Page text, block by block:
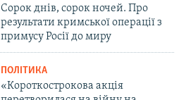
Сорок днів, сорок ночей. Про
результати кримської операції з
примусу Росії до миру
ПОЛІТИКА
«Короткострокова акція